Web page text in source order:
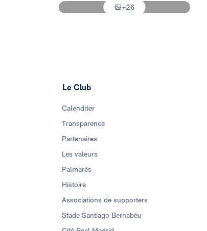
+26
Le Club
Calendrier
Transparence
Partenaires
Les valeurs
Palmarès
Histoire
Associations de supporters
Stade Santiago Bernabéu